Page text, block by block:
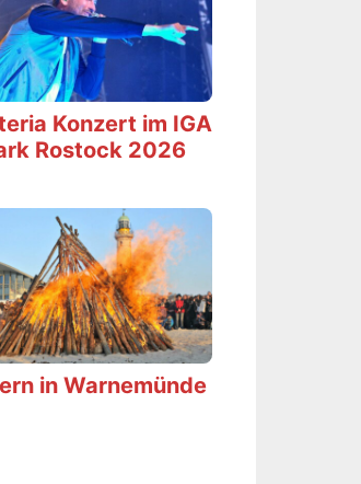
Konzert im IGA
Rostock 2026
in Warnemünde